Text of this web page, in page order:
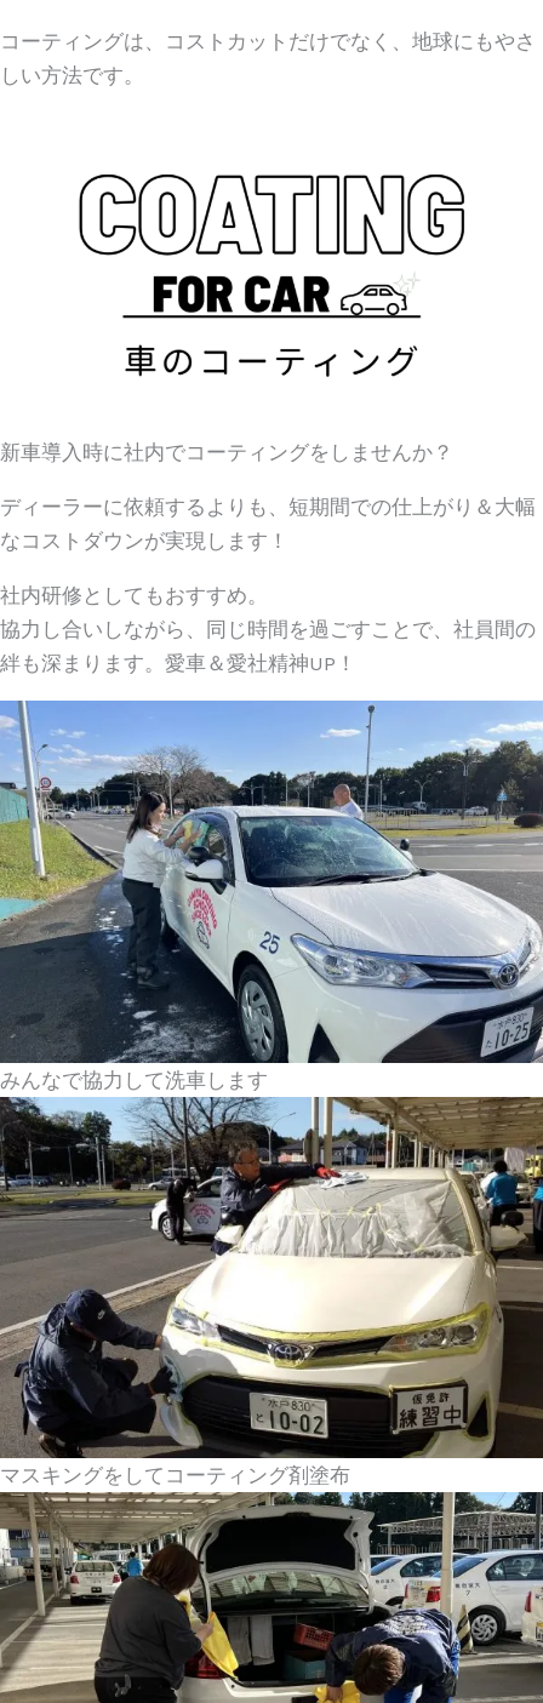
コーティングは、コストカットだけでなく、地球にもやさ
しい方法です。
新車導入時に社内でコーティングをしませんか？
ディーラーに依頼するよりも、短期間での仕上がり＆大幅
なコストダウンが実現します！
社内研修としてもおすすめ。
協力し合いしながら、同じ時間を過ごすことで、社員間の
絆も深まります。愛車＆愛社精神UP！
みんなで協力して洗車します
マスキングをしてコーティング剤塗布